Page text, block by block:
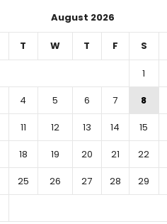
August 2026
T W T F S
1
4 5 6 7 8
11 12 13 14 15
18 19 20 21 22
25 26 27 28 29